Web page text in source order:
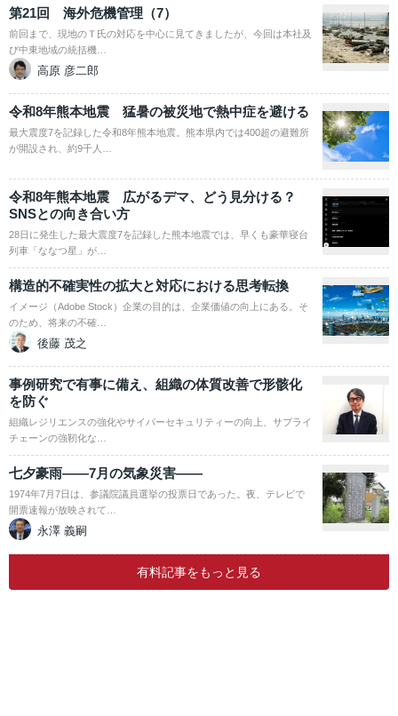
第21回 海外危機管理（7）
前回まで、現地のＴ氏の対応を中心に見てきましたが、今回は本社及
び中東地域の統括機…
高原 彦二郎
令和8年熊本地震 猛暑の被災地で熱中症を避ける
最大震度7を記録した令和8年熊本地震。熊本県内では400超の避難所
が開設され、約9千人…
令和8年熊本地震 広がるデマ、どう見分ける？
SNSとの向き合い方
28日に発生した最大震度7を記録した熊本地震では、早くも豪華寝台
列車「ななつ星」が…
構造的不確実性の拡大と対応における思考転換
イメージ（Adobe Stock）企業の目的は、企業価値の向上にある。そ
のため、将来の不確…
後藤 茂之
事例研究で有事に備え、組織の体質改善で形骸化
を防ぐ
組織レジリエンスの強化やサイバーセキュリティーの向上、サプライ
チェーンの強靭化な…
七夕豪雨――7月の気象災害――
1974年7月7日は、参議院議員選挙の投票日であった。夜、テレビで
開票速報が放映されて…
永澤 義嗣
有料記事をもっと見る